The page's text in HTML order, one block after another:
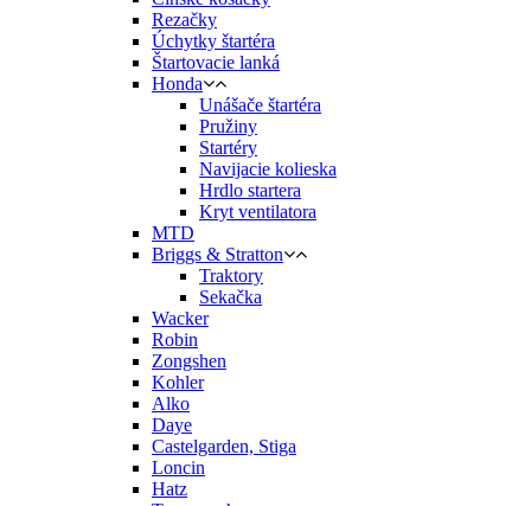
Rezačky
Úchytky štartéra
Štartovacie lanká
Honda
Unášače štartéra
Pružiny
Startéry
Navijacie kolieska
Hrdlo startera
Kryt ventilatora
MTD
Briggs & Stratton
Traktory
Sekačka
Wacker
Robin
Zongshen
Kohler
Alko
Daye
Castelgarden, Stiga
Loncin
Hatz